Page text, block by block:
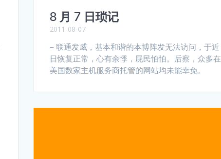
8 月 7 日琐记
2011-08-07
– 联通发威，基本和谐的本博阵发无法访问，于近
日恢复正常，心有余悸，屁民怕怕。后察，众多在
美国数家主机服务商托管的网站均未能幸免。